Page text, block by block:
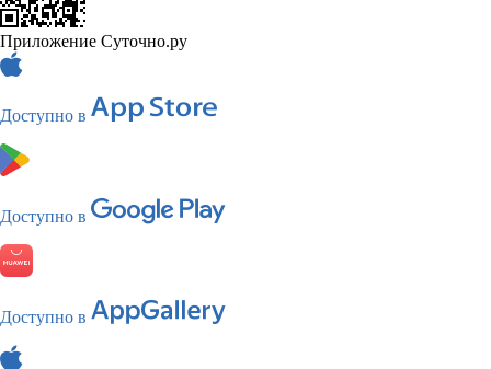
Приложение Суточно.ру
Доступно в
Доступно в
Доступно в